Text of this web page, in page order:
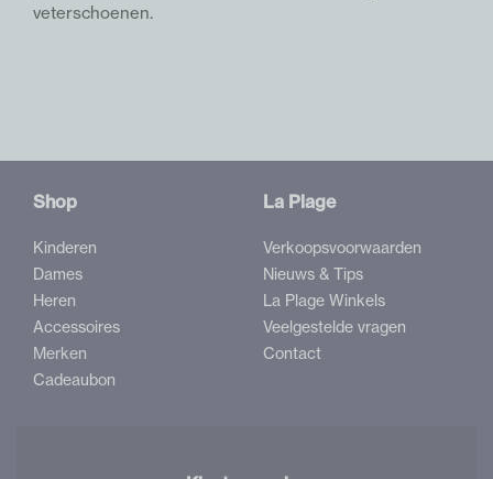
veterschoenen.
Shop
Kinderen
Dames
Heren
Accessoires
Merken
Cadeaubon
La Plage
Verkoopsvoorwaarden
Nieuws & Tips
La Plage Winkels
Veelgestelde vragen
Contact